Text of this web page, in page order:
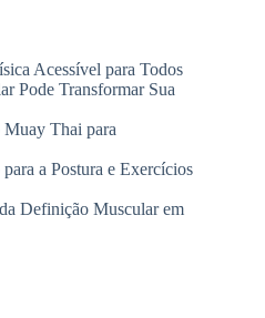
Acessível para Todos
Pode Transformar Sua
Thai para
a Postura e Exercícios
Definição Muscular em